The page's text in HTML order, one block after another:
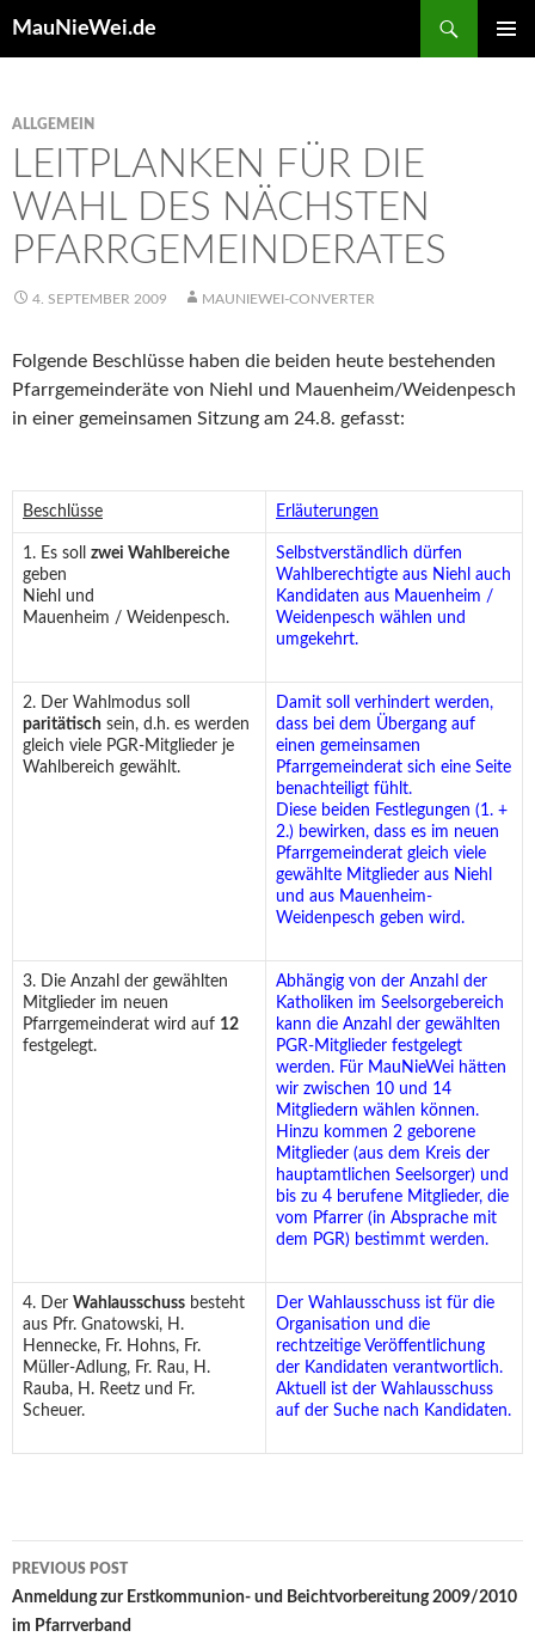
MauNieWei.de
ALLGEMEIN
LEITPLANKEN FÜR DIE
WAHL DES NÄCHSTEN
PFARRGEMEINDERATES
4. SEPTEMBER 2009 MAUNIEWEI-CONVERTER
Folgende Beschlüsse haben die beiden heute bestehenden
Pfarrgemeinderäte von Niehl und Mauenheim/Weidenpesch
in einer gemeinsamen Sitzung am 24.8. gefasst:
Beschlüsse Erläuterungen
1. Es soll zwei Wahlbereiche
geben
Niehl und
Mauen­heim / Weidenpesch.
Selbstverständlich dürfen
Wahlberechtigte aus Niehl auch
Kandidaten aus Mauenheim /
Weidenpesch wählen und
umgekehrt.
2. Der Wahlmodus soll
paritätisch sein, d.h. es werden
gleich viele PGR-Mitglieder je
Wahlbereich gewählt.
Damit soll verhindert werden,
dass bei dem Übergang auf
einen gemeinsamen
Pfarrgemeinderat sich eine Seite
benachteiligt fühlt.
Diese beiden Festlegungen (1. +
2.) bewirken, dass es im neuen
Pfarrgemeinderat gleich viele
gewählte Mitglieder aus Niehl
und aus Mauenheim-
Weidenpesch geben wird.
3. Die Anzahl der gewählten
Mitglieder im neuen
Pfarrgemeinderat wird auf 12
festgelegt.
Abhängig von der Anzahl der
Katholiken im Seelsorgebereich
kann die Anzahl der gewählten
PGR-Mitglieder festgelegt
werden. Für MauNieWei hätten
wir zwischen 10 und 14
Mitgliedern wählen können.
Hinzu kommen 2 geborene
Mitglieder (aus dem Kreis der
hauptamtlichen Seelsorger) und
bis zu 4 berufene Mitglieder, die
vom Pfarrer (in Absprache mit
dem PGR) bestimmt werden.
4. Der Wahlausschuss besteht
aus Pfr. Gnatowski, H.
Hennecke, Fr. Hohns, Fr.
Müller-Adlung, Fr. Rau, H.
Rauba, H. Reetz und Fr.
Scheuer.
Der Wahlausschuss ist für die
Organisation und die
rechtzeitige Veröffentlichung
der Kandidaten verantwortlich.
Aktuell ist der Wahlausschuss
auf der Suche nach Kandidaten.
Post
navigation
PREVIOUS POST
Anmeldung zur Erstkommunion- und Beichtvorbereitung 2009/2010
im Pfarrverband